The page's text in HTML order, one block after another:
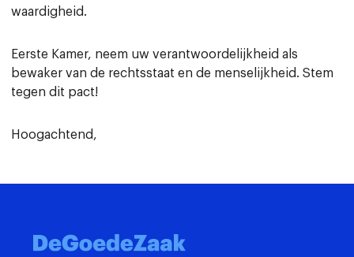
waardigheid.
Eerste Kamer, neem uw verantwoordelijkheid als
bewaker van de rechtsstaat en de menselijkheid. Stem
tegen dit pact!
Hoogachtend,